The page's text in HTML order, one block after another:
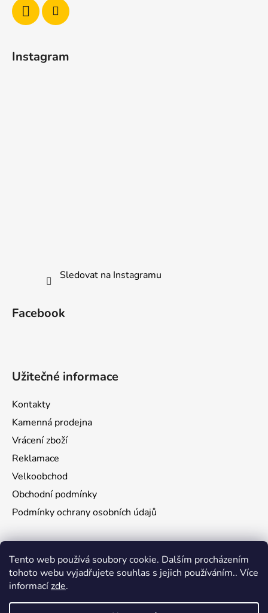
Tento web používá soubory cookie. Dalším procházením
tohoto webu vyjadřujete souhlas s jejich používáním.. Více
informacízde.
Instagram
Sledovat na Instagramu
Facebook
Užitečné informace
Kontakty
Kamenná prodejna
Vrácení zboží
Reklamace
Velkoobchod
Obchodní podmínky
Podmínky ochrany osobních údajů
Aktuality
Jak namontovat a nastřelit puškohled na zbraň